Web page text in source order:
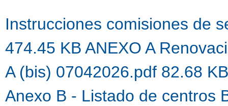
Instrucciones comisiones de
474.45 KB ANEXO A
A (bis) 07042026.pdf 82.68
Anexo B - Listado de centros